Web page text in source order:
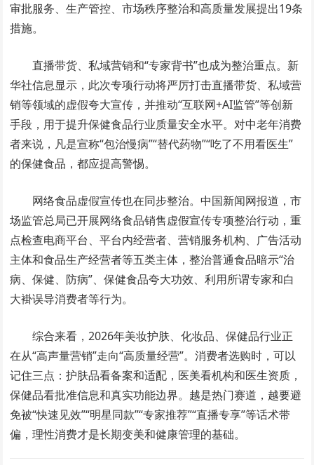
审批服务、生产管控、市场秩序整治和高质量发展提出19条
措施。
直播带货、私域营销和“专家背书”也成为整治重点。新
华社信息显示，此次专项行动将严厉打击直播带货、私域营
销等领域的虚假夸大宣传，并推动“互联网+AI监管”等创新
手段，用于提升保健食品行业质量安全水平。对中老年消费
者来说，凡是宣称“包治慢病”“替代药物”“吃了不用看医生”
的保健食品，都应提高警惕。
网络食品虚假宣传也在同步整治。中国新闻网报道，市
场监管总局已开展网络食品销售虚假宣传专项整治行动，重
点检查电商平台、平台内经营者、营销服务机构、广告活动
主体和食品生产经营者等五类主体，整治普通食品暗示“治
病、保健、防病”、保健食品夸大功效、利用所谓专家和白
大褂误导消费者等行为。
综合来看，2026年美妆护肤、化妆品、保健品行业正
在从“高声量营销”走向“高质量经营”。消费者选购时，可以
记住三点：护肤品看备案和适配，医美看机构和医生资质，
保健品看批准信息和真实功能边界。越是热门赛道，越要避
免被“快速见效”“明星同款”“专家推荐”“直播专享”等话术带
偏，理性消费才是长期变美和健康管理的基础。